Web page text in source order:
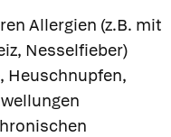
Allergien (z.B. mit
Nesselfieber)
Heuschnupfen,